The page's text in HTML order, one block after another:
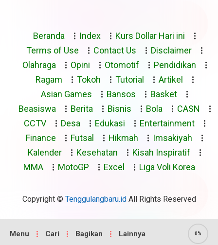
Beranda Index
Kurs Dollar Hari ini
Terms of Use
Contact Us
Disclaimer
Olahraga
Opini Otomotif
Pendidikan
Ragam
Tokoh Tutorial
Artikel
Asian Games
Bansos
Basket
Beasiswa
Berita Bisnis Bola
CASN
CCTV
Desa Edukasi
Entertainment
Finance
Futsal Hikmah
Imsakiyah
Kalender
Kesehatan
Kisah Inspiratif
MMA
MotoGP Excel Liga Voli Korea
Copyright © Tenggulangbaru.idAll Rights Reserved
Menu Cari Bagikan Lainnya 0%